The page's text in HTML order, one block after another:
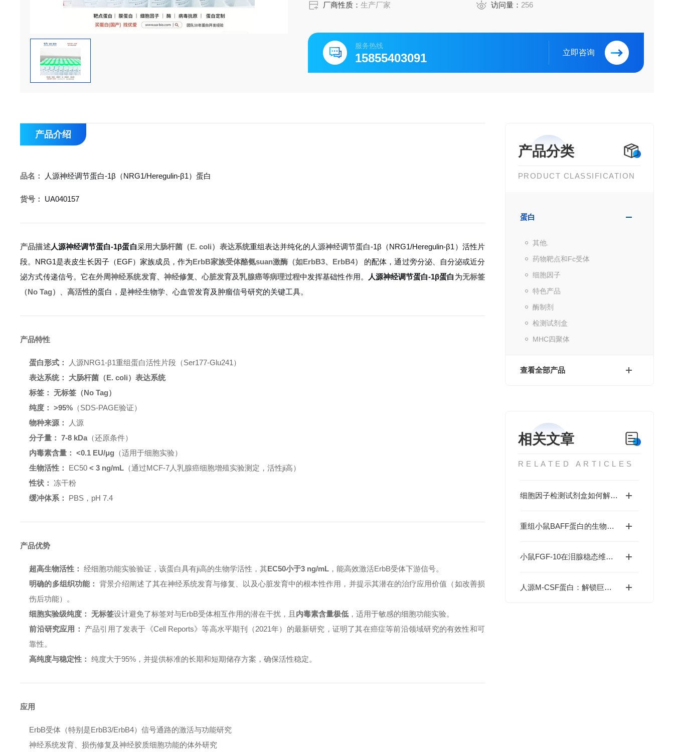
厂商性质：生产厂家 访问量： 256
服务热线
15855403091 立即咨询
产品分类
PRODUCT CLASSIFICATION
蛋白
其他.
药物靶点和Fc受体
细胞因子
特色产品
酶制剂
检测试剂盒
MHC四聚体
查看全部产品
相关文章
RELATED ARTICLES
细胞因子检测试剂盒如何解码免疫调控网络？
重组小鼠BAFF蛋白的生物学特性及科研应用价值
小鼠FGF-10在泪腺稳态维持与干眼症干预中的价值
人源M-CSF蛋白：解锁巨噬细胞研究与肿瘤免疫的科研密钥
产品介绍
品名： 人源神经调节蛋白-1β（NRG1/Heregulin-β1）蛋白
货号： UA040157
产品描述人源神经调节蛋白-1β蛋白采用大肠杆菌（E. coli）表达系统重组表达并纯化的人源神经调节蛋白-1β（NRG1/Heregulin-β1）活性片
段。NRG1是表皮生长因子（EGF）家族成员，作为ErbB家族受体酪氨suan激酶（如ErbB3、ErbB4）
的配体，通过旁分泌、自分泌或近分
泌方式传递信号。它在外周神经系统发育、神经修复、心脏发育及乳腺癌等病理过程中发挥基础性作用。 人源神经调节蛋白-1β蛋白 为无标签
（No Tag）
、高活性的蛋白，是神经生物学、心血管发育及肿瘤信号研究的关键工具。
产品特性
蛋白形式：
人源NRG1-β1重组蛋白活性片段（Ser177-Glu241）
表达系统：
大肠杆菌（E. coli）表达系统
标签：
无标签（No Tag）
纯度：
>95% （SDS-PAGE验证）
物种来源：
人源
分子量：
7-8 kDa （还原条件）
内毒素含量：
<0.1 EU/μg （适用于细胞实验）
生物活性：
EC50< 3 ng/mL （通过MCF-7人乳腺癌细胞增殖实验测定，活性ji高）
性状： 冻干粉
缓冲体系：
PBS，pH 7.4
产品优势
超高生物活性： 经细胞功能实验验证，该蛋白具有ji高的生物学活性，其EC50小于3 ng/mL ，能高效激活ErbB受体下游信号。
明确的多组织功能： 背景介绍阐述了其在神经系统发育与修复、以及心脏发育中的根本性作用，并提示其潜在的治疗应用价值（如改善损
伤后功能）。
细胞实验级纯度：
无标签设计避免了标签对与ErbB受体相互作用的潜在干扰，且 内毒素含量极低 ，适用于敏感的细胞功能实验。
前沿研究应用：
产品引用了发表于《Cell Reports》等高水平期刊（2021年）的最新研究，证明了其在癌症等前沿领域研究的有效性和可
靠性。
高纯度与稳定性： 纯度大于95%，并提供标准的长期和短期储存方案，确保活性稳定。
应用
ErbB受体（特别是ErbB3/ErbB4）信号通路的激活与功能研究
神经系统发育、损伤修复及神经胶质细胞功能的体外研究